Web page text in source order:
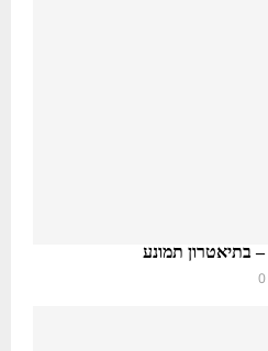
בתיאטרון תמונע
0